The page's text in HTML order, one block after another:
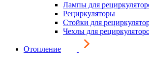
Лампы для
Рециркуляторы
Стойки для
Чехлы для
Отопление